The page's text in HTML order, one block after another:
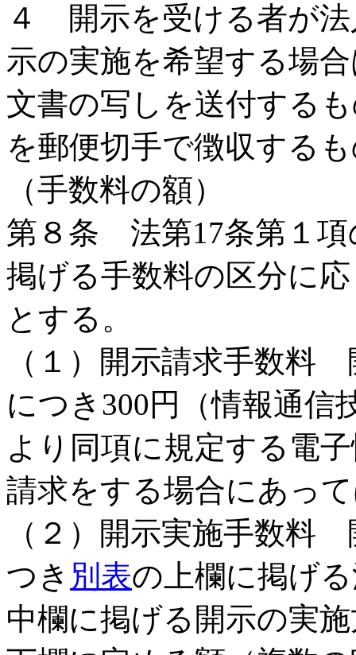
４ 開示を受ける者が
示の実施を希望する場
文書の写しを送付する
を郵便切手で徴収する
（手数料の額）
第８条 法第17条第１項
掲げる手数料の区分に
とする。
（１）開示請求手数料
につき300円（情報通信
より同項に規定する電
請求をする場合にあっ
（２）開示実施手数料
つき 別表の上欄に掲げ
中欄に掲げる開示の実